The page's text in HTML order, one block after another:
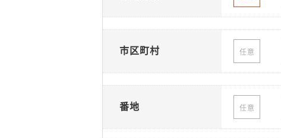
市区町村 任意
番地 任意